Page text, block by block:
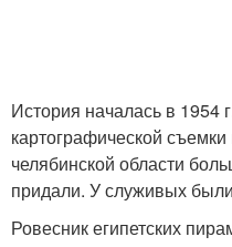
История началась в 1954
картографической
челябинской области
придали. У служивых
Ровесник египетских